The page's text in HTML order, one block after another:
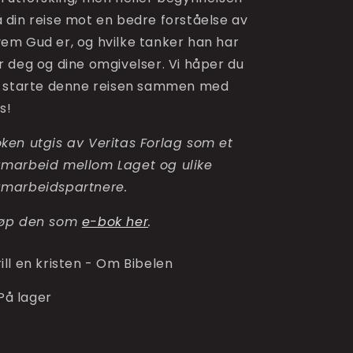
din reise mot en bedre forståelse av
Gud er, og hvilke tanker han har
deg og dine omgivelser. Vi håper du
starte denne reisen sammen med
utgis av Veritas Forlag som et
mellom Laget og ulike
den som e-bok her.
en kristen - Om Bibelen
lager